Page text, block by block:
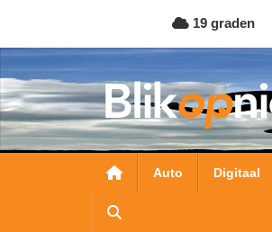
naar
de
inhoud
gaan
19 graden
Hoofdnavigatie
Auto Digitaal